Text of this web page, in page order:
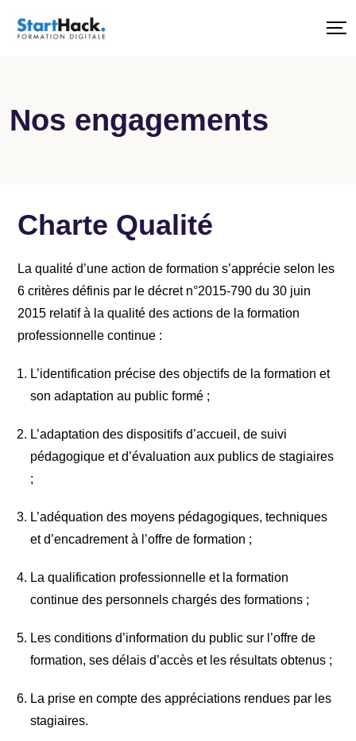
Nos engagements
Charte Qualité
La qualité d’une action de formation s’apprécie selon les
6 critères définis par le décret n°2015-790 du 30 juin
2015 relatif à la qualité des actions de la formation
professionnelle continue :
L’identification précise des objectifs de la formation et
son adaptation au public formé ;
L’adaptation des dispositifs d’accueil, de suivi
pédagogique et d’évaluation aux publics de stagiaires
;
L’adéquation des moyens pédagogiques, techniques
et d’encadrement à l’offre de formation ;
La qualification professionnelle et la formation
continue des personnels chargés des formations ;
Les conditions d’information du public sur l’offre de
formation, ses délais d’accès et les résultats obtenus ;
La prise en compte des appréciations rendues par les
stagiaires.